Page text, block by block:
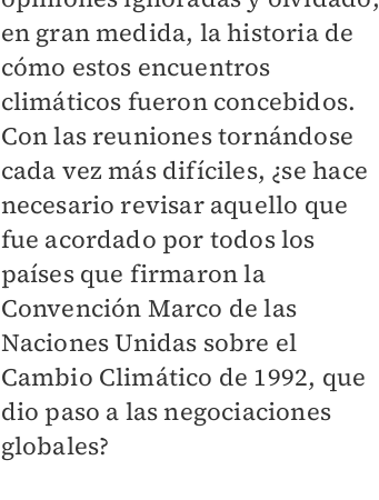
en gran medida, la historia de
cómo estos encuentros
climáticos fueron concebidos.
Con las reuniones tornándose
cada vez más difíciles, ¿se hace
necesario revisar aquello que
fue acordado por todos los
países que firmaron la
Convención Marco de las
Naciones Unidas sobre el
Cambio Climático de 1992, que
dio paso a las negociaciones
globales?